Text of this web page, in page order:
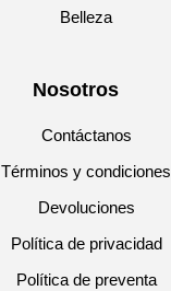
Belleza
Nosotros
Contáctanos
Términos y condiciones
Devoluciones
Política de privacidad
Política de preventa